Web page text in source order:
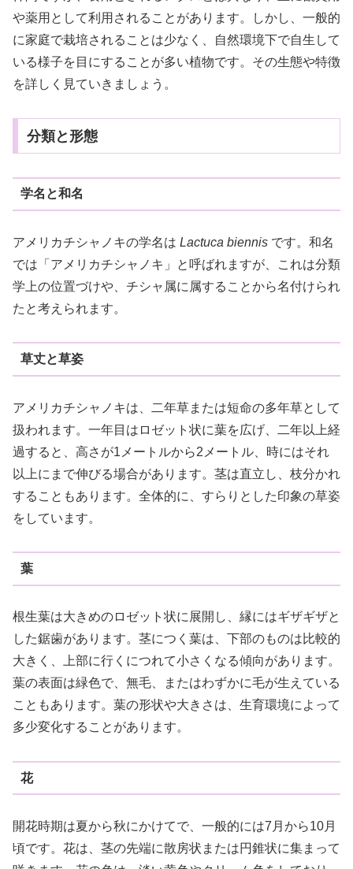
や薬用として利用されることがあります。しかし、一般的
に家庭で栽培されることは少なく、自然環境下で自生して
いる様子を目にすることが多い植物です。その生態や特徴
を詳しく見ていきましょう。
分類と形態
学名と和名
アメリカチシャノキの学名は Lactuca biennis です。和名
では「アメリカチシャノキ」と呼ばれますが、これは分類
学上の位置づけや、チシャ属に属することから名付けられ
たと考えられます。
草丈と草姿
アメリカチシャノキは、二年草または短命の多年草として
扱われます。一年目はロゼット状に葉を広げ、二年以上経
過すると、高さが1メートルから2メートル、時にはそれ
以上にまで伸びる場合があります。茎は直立し、枝分かれ
することもあります。全体的に、すらりとした印象の草姿
をしています。
葉
根生葉は大きめのロゼット状に展開し、縁にはギザギザと
した鋸歯があります。茎につく葉は、下部のものは比較的
大きく、上部に行くにつれて小さくなる傾向があります。
葉の表面は緑色で、無毛、またはわずかに毛が生えている
こともあります。葉の形状や大きさは、生育環境によって
多少変化することがあります。
花
開花時期は夏から秋にかけてで、一般的には7月から10月
頃です。花は、茎の先端に散房状または円錐状に集まって